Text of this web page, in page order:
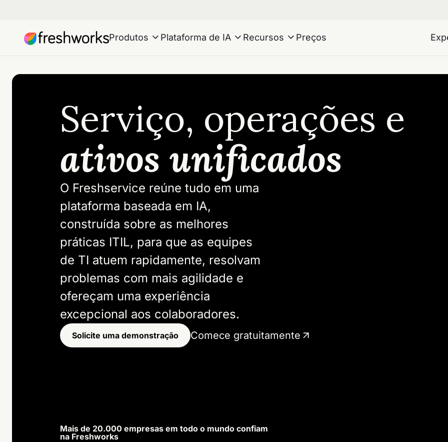
Produtos Plataforma de IA Recursos Preços
Serviço, operações e
ativos unificados
O Freshservice reúne tudo em uma
plataforma baseada em IA,
construída sobre as melhores
práticas ITIL, para que as equipes
de TI atuem rapidamente, resolvam
problemas com mais agilidade e
ofereçam uma experiência
excepcional aos colaboradores.
Solicite uma demonstração Comece gratuitamente
Mais de 20.000 empresas em todo o mundo confiam
na Freshworks